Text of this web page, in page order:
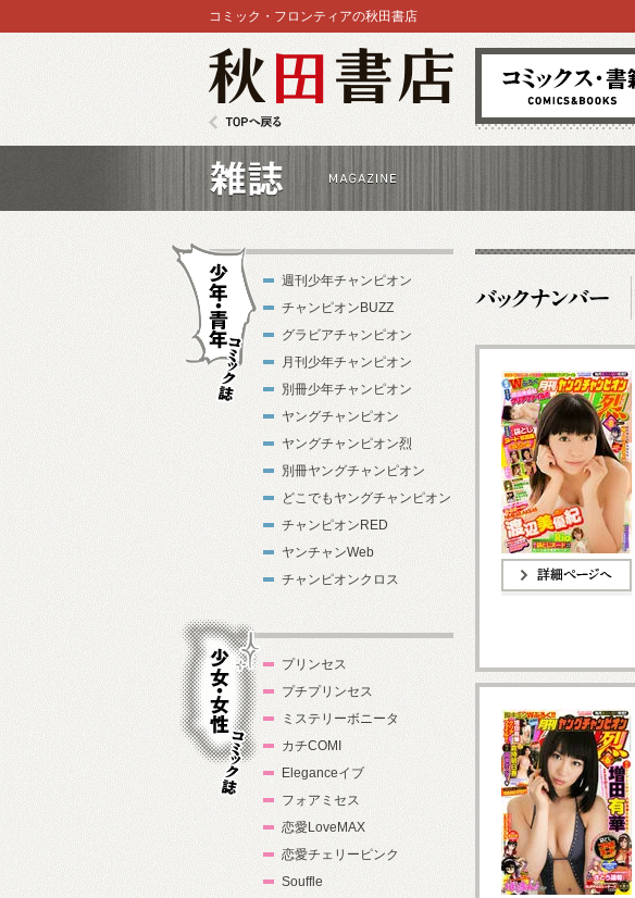
コミックス
コミック・フロンティアの秋田書店
週刊少年チャンピオン
チャンピオンBUZZ
グラビアチャンピオン
月刊少年チャンピオン
別冊少年チャンピオン
ヤングチャンピオン
ヤングチャンピオン烈
別冊ヤングチャンピオン
どこでもヤングチャンピオン
チャンピオンRED
ヤンチャンWeb
チャンピオンクロス
プリンセス
プチプリンセス
ミステリーボニータ
カチCOMI
Eleganceイブ
フォアミセス
恋愛LoveMAX
恋愛チェリーピンク
Souffle